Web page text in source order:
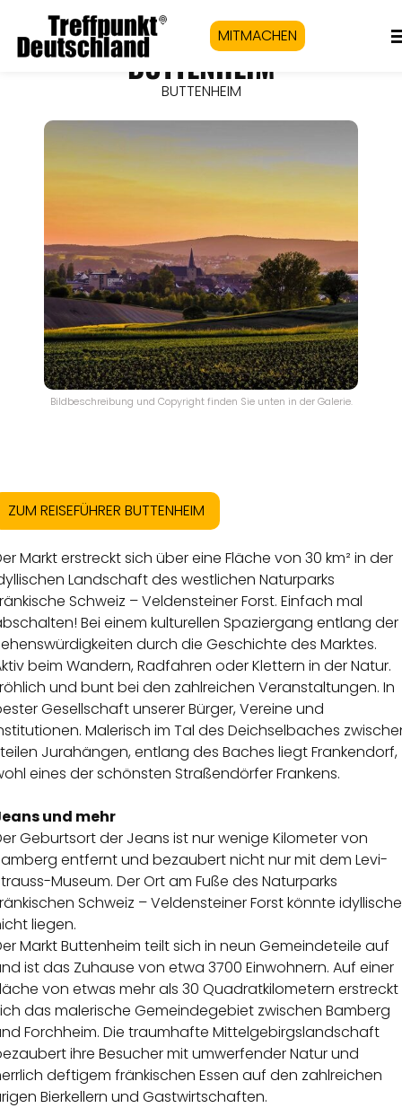
MITMACHEN
BUTTENHEIM
BUTTENHEIM
Bildbeschreibung und Copyright finden Sie unten in der Galerie.
ZUM REISEFÜHRER BUTTENHEIM
Markt erstreckt sich über eine Fläche von 30 km² in der
Landschaft des westlichen Naturparks
Schweiz – Veldensteiner Forst. Einfach mal
Bei einem kulturellen Spaziergang entlang der
durch die Geschichte des Marktes.
beim Wandern, Radfahren oder Klettern in der Natur.
und bunt bei den zahlreichen Veranstaltungen. In
Gesellschaft unserer Bürger, Vereine und
Malerisch im Tal des Deichselbaches
Jurahängen, entlang des Baches liegt Frankendorf,
eines der schönsten Straßendörfer Frankens.
und mehr
Geburtsort der Jeans ist nur wenige Kilometer von
entfernt und bezaubert nicht nur mit dem Levi-
Museum. Der Ort am Fuße des Naturparks
Schweiz – Veldensteiner Forst könnte
liegen.
Markt Buttenheim teilt sich in neun Gemeindeteile auf
ist das Zuhause von etwa 3700 Einwohnern. Auf einer
von etwas mehr als 30 Quadratkilometern erstreckt
das malerische Gemeindegebiet zwischen Bamberg
Forchheim. Die traumhafte Mittelgebirgslandschaft
ihre Besucher mit umwerfender Natur und
deftigem fränkischen Essen auf den zahlreichen
Bierkellern und Gastwirtschaften.